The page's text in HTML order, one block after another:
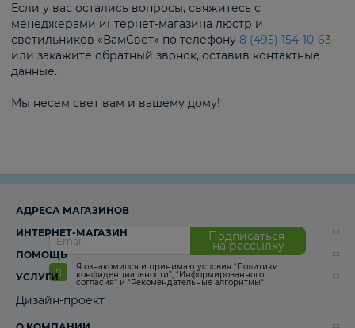
Если у вас остались вопросы, свяжитесь с
менеджерами интернет-магазина люстр и
светильников «ВамСвет» по телефону 8 (495) 154-10-63
или закажите обратный звонок, оставив контактные
данные.
Мы несем свет вам и вашему дому!
Подписаться
на рассылку
Я ознакомился и принимаю условия “Политики
конфиденциальности”, “Информированного
согласия“ и “Рекомендательные алгоритмы“
АДРЕСА МАГАЗИНОВ
ИНТЕРНЕТ-МАГАЗИН
ПОМОЩЬ
УСЛУГИ
Дизайн-проект